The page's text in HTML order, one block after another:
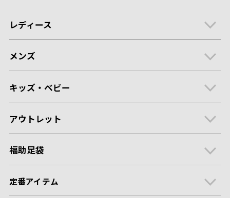
レディース
メンズ
キッズ・ベビー
アウトレット
福助足袋
定番アイテム